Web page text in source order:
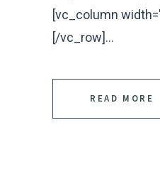
[vc_column
[/vc_row]...
READ MORE